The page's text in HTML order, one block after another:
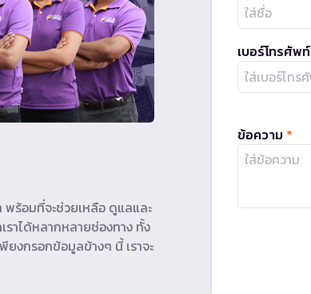
เบอร์โทรศัพท์
ข้อความ *
ร้อมที่จะช่วยเหลือ ดูแลและ
าได้หลากหลายช่องทาง ทั้ง
ยงกรอกข้อมูลข้างๆ นี้ เราจะ